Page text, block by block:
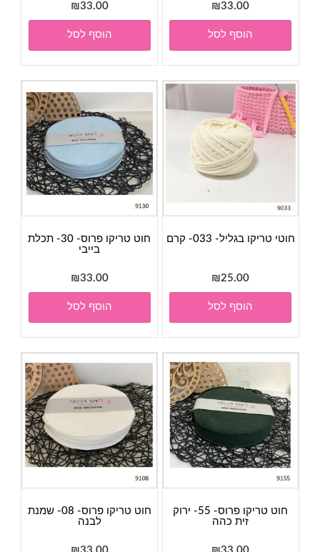
₪33.00
הוסף לסל
₪33.00
הוסף לסל
חוטי טריקו בגליל- 033- קרם
₪25.00
הוסף לסל
חוט טריקו פרוס- 30- תכלת
בייבי
₪33.00
הוסף לסל
חוט טריקו פרוס- 55- ירוק
זית כהה
חוט טריקו פרוס- 08- שמנת
לבנה